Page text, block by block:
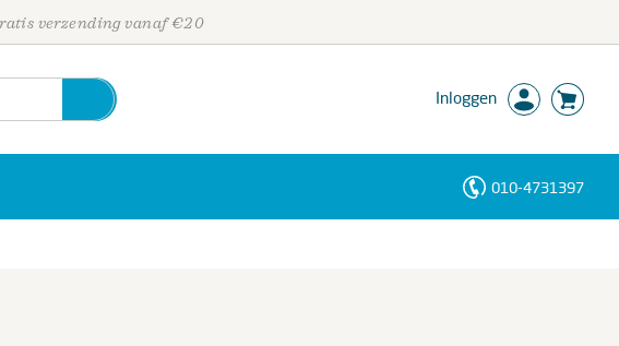
verzending vanaf €20
Inloggen
010-4731397
Personen